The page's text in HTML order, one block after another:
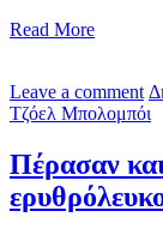
Read More
Leave a comment
Τζόελ Μπολομπόι
Πέρασαν